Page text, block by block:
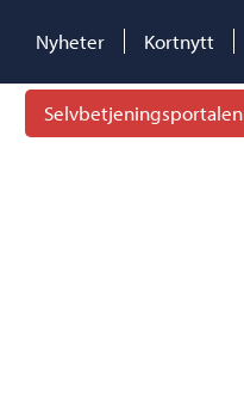
Nyheter Kortnytt
Selvbetjeningsportalen